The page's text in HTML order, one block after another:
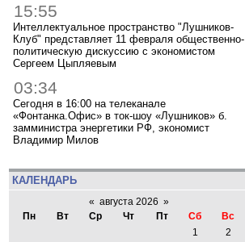
15:55
Интеллектуальное пространство "Лушников-
Клуб" представляет 11 февраля общественно-
политическую дискуссию с экономистом
Сергеем Цыпляевым
03:34
Сегодня в 16:00 на телеканале
«Фонтанка.Офис» в ток-шоу «Лушников» б.
замминистра энергетики РФ, экономист
Владимир Милов
КАЛЕНДАРЬ
« августа 2026 »
Пн
Вт Ср Чт Пт Сб
Вс
1
2